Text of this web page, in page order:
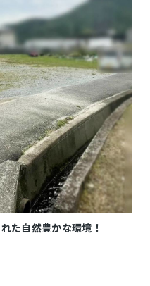
た自然豊かな環境！